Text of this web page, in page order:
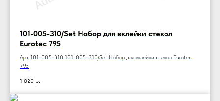
101-005-310/Set Набор для вклейки стекол
Eurotec 795
Арт. 101-005-310 101-005-310/Set Набор для вклейки стекол Eurotec
795
1 820 р.